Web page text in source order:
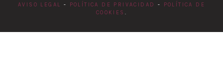
AVISO LEGAL - POLÍTICA DE PRIVACIDAD -
POLÍTICA DE
COOKIES .